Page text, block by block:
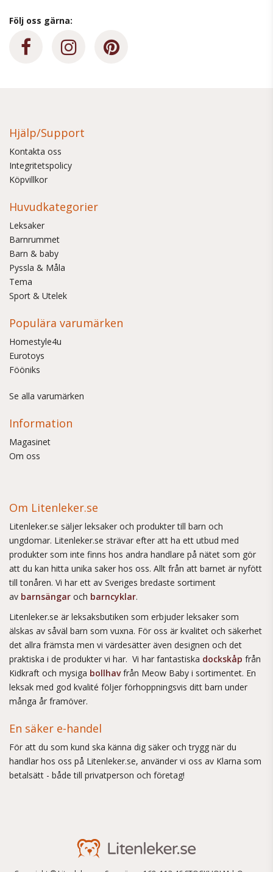
Följ oss gärna:
Hjälp/Support
Kontakta oss
Integritetspolicy
Köpvillkor
Huvudkategorier
Leksaker
Barnrummet
Barn & baby
Pyssla & Måla
Tema
Sport & Utelek
Populära varumärken
Homestyle4u
Eurotoys
Fööniks
Se alla varumärken
Information
Magasinet
Om oss
Om Litenleker.se
Litenleker.se säljer leksaker och produkter till barn och
ungdomar. Litenleker.se strävar efter att ha ett utbud med
produkter som inte finns hos andra handlare på nätet som gör
att du kan hitta unika saker hos oss. Allt från att barnet är nyfött
till tonåren. Vi har ett av Sveriges bredaste sortiment
av barnsängar och barncyklar.
Litenleker.se är leksaksbutiken som erbjuder leksaker som
älskas av såväl barn som vuxna. För oss är kvalitet och säkerhet
det allra främsta men vi värdesätter även designen och det
praktiska i de produkter vi har. Vi har fantastiska dockskåp från
Kidkraft och mysiga bollhavfrån Meow Baby i sortimentet. En
leksak med god kvalité följer förhoppningsvis ditt barn under
många år framöver.
En säker e-handel
För att du som kund ska känna dig säker och trygg när du
handlar hos oss på Litenleker.se, använder vi oss av Klarna som
betalsätt - både till privatperson och företag!